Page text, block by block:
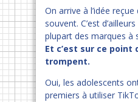
On arrive à l’idée
souvent. C’est
plupart des marques à
Et c’est sur ce point
trompent.
Oui, les adolescents
premiers à utiliser